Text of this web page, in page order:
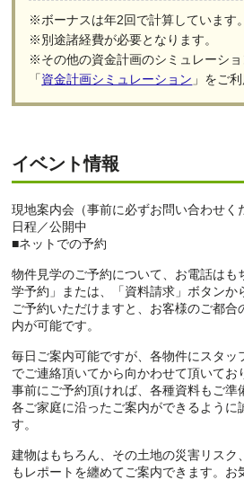
※ボーナスは年2回で計算しています。
※別途諸経費が必要となります。
※その他の資金計画のシミュレーシ
「資金計画シミュレーション 」をご
イベント情報
現地案内会（事前に必ずお問い合わせく
日程／公開中
■ネットでの予約
物件見学のご予約について、お電話はも
学予約」または、「資料請求」ボタンか
ご予約いただけますと、お客様のご都合
内が可能です。
毎日ご案内可能ですが、各物件にスタッ
でご連絡頂いてから向かわせて頂いてお
事前にご予約頂ければ、各種資料もご準
各ご家庭に沿ったご案内ができるように
す。
建物はもちろん、その土地の災害リスク
もレポートを纏めてご案内できます。お